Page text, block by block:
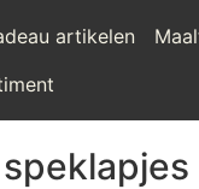
artikelen